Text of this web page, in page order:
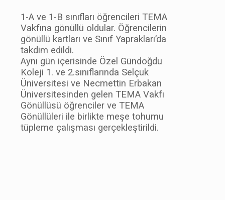
1-A ve 1-B sınıfları öğrencileri TEMA
Vakfına gönüllü oldular. Öğrencilerin
gönüllü kartları ve Sınıf Yaprakları’da
takdim edildi.
Aynı gün içerisinde Özel Gündoğdu
Koleji 1. ve 2.sınıflarında Selçuk
Üniversitesi ve Necmettin Erbakan
Üniversitesinden gelen TEMA Vakfı
Gönüllüsü öğrenciler ve TEMA
Gönüllüleri ile birlikte meşe tohumu
tüpleme çalışması gerçekleştirildi.